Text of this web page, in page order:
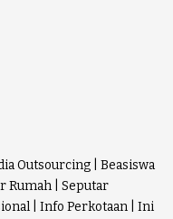
Outsourcing
Beasiswa
Rumah
Seputar
Info Perkotaan
Ini